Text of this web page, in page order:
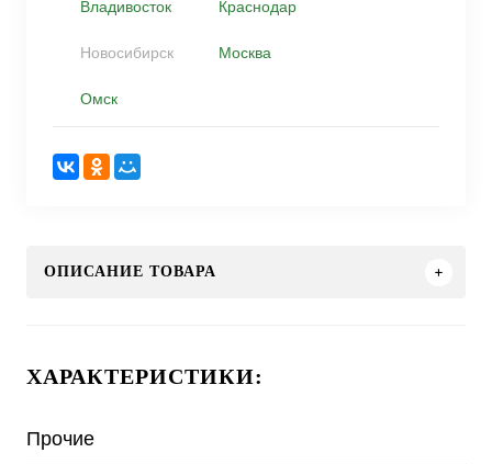
Владивосток Краснодар
Новосибирск Москва
Омск
ОПИСАНИЕ ТОВАРА
ХАРАКТЕРИСТИКИ:
Прочие